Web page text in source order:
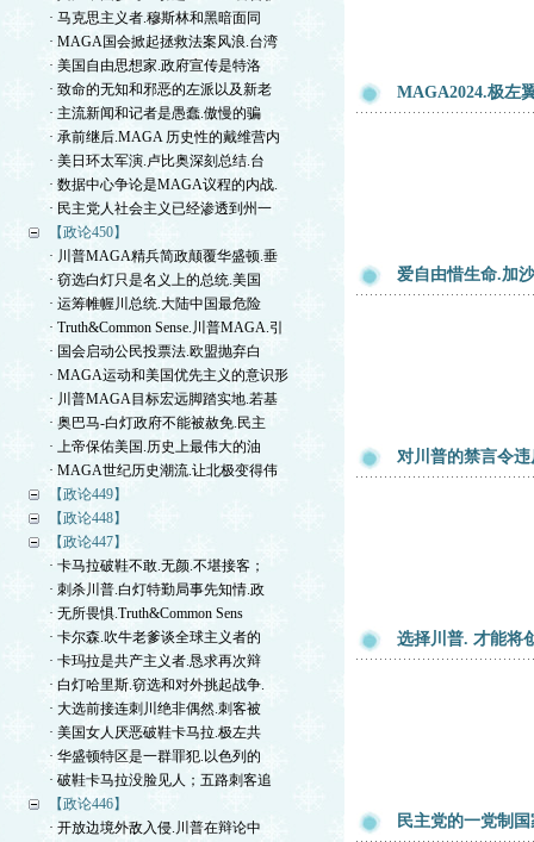
· 马克思主义者.穆斯林和黑暗面同
· MAGA国会掀起拯救法案风浪.台湾
· 美国自由思想家.政府宣传是特洛
· 致命的无知和邪恶的左派以及新老
· 主流新闻和记者是愚蠢.傲慢的骗
· 承前继后.MAGA 历史性的戴维营内
· 美日环太军演.卢比奥深刻总结.台
· 数据中心争论是MAGA议程的内战.
· 民主党人社会主义已经渗透到州一
【政论450】
· 川普MAGA精兵简政颠覆华盛顿.垂
· 窃选白灯只是名义上的总统.美国
· 运筹帷幄川总统.大陆中国最危险
· Truth&Common Sense.川普MAGA.引
· 国会启动公民投票法.欧盟抛弃白
· MAGA运动和美国优先主义的意识形
· 川普MAGA目标宏远脚踏实地.若基
· 奥巴马-白灯政府不能被赦免.民主
· 上帝保佑美国.历史上最伟大的油
· MAGA世纪历史潮流.让北极变得伟
【政论449】
【政论448】
【政论447】
· 卡马拉破鞋不敢.无颜.不堪接客；
· 刺杀川普.白灯特勤局事先知情.政
· 无所畏惧.Truth&Common Sens
· 卡尔森.吹牛老爹谈全球主义者的
· 卡玛拉是共产主义者.恳求再次辩
· 白灯哈里斯.窃选和对外挑起战争.
· 大选前接连刺川绝非偶然.刺客被
· 美国女人厌恶破鞋卡马拉.极左共
· 华盛顿特区是一群罪犯.以色列的
· 破鞋卡马拉没脸见人；五路刺客追
【政论446】
· 开放边境外敌入侵.川普在辩论中
MAGA2024.极左
爱自由惜生命.加
对川普的禁言令
选择川普. 才能将
民主党的一党制